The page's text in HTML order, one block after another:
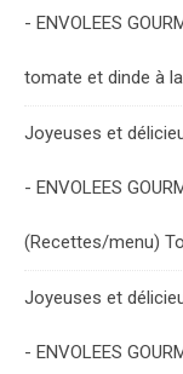
- ENVOLEES
tomate et dinde à
Joyeuses et
- ENVOLEES
(Recettes/menu)
Joyeuses et
- ENVOLEES